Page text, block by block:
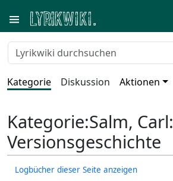
Kategorie Diskussion Aktionen
Kategorie:Salm, Carl:
Versionsgeschichte
Logbücher dieser Seite anzeigen